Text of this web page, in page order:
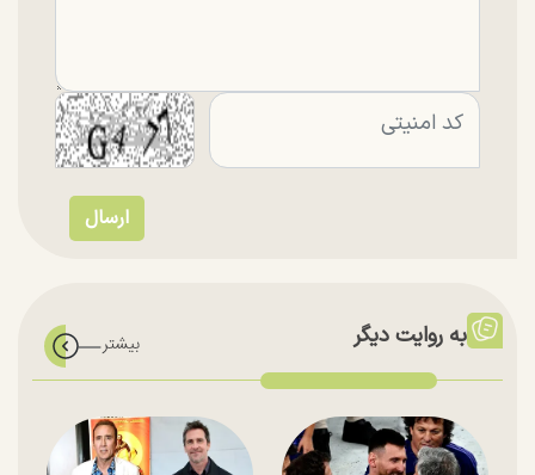
به روایت دیگر